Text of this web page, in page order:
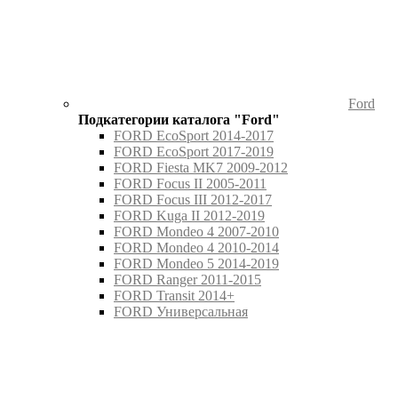
Ford
Подкатегории каталога "Ford"
FORD EcoSport 2014-2017
FORD EcoSport 2017-2019
FORD Fiesta MK7 2009-2012
FORD Focus II 2005-2011
FORD Focus III 2012-2017
FORD Kuga II 2012-2019
FORD Mondeo 4 2007-2010
FORD Mondeo 4 2010-2014
FORD Mondeo 5 2014-2019
FORD Ranger 2011-2015
FORD Transit 2014+
FORD Универсальная